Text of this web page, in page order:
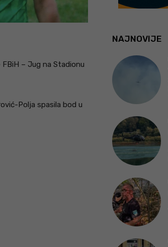
FBiH – Jug na Stadionu
Polja spasila bod u
NAJNOVIJE